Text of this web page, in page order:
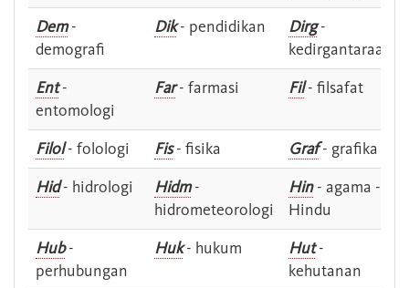
Dem-
demografi
Dik- pendidikan Dirg-
kedirgantaraan
Ent-
entomologi
Far- farmasi Fil- filsafat
Filol- folologi Fis- fisika Graf- grafika
Hid- hidrologi Hidm-
hidrometeorologi
Hin- agama -
Hindu
Hub-
perhubungan
Huk- hukum Hut-
kehutanan